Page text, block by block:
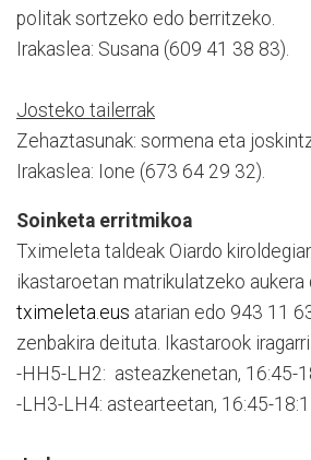
politak sortzeko edo berritzeko.
Irakaslea: Susana (609 41 38 83).
Josteko tailerrak
Zehaztasunak: sormena eta
Irakaslea: Ione (673 64 29 32).
Soinketa erritmikoa
Tximeleta taldeak Oiardo
ikastaroetan matrikulatzeko
tximeleta.eus atarian edo 943 11
zenbakira deituta. Ikastarook
-HH5-LH2: asteazkenetan, 16:45-
-LH3-LH4: astearteetan, 16:45-